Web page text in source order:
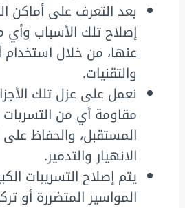
بعد التعرف على أماكن
إصلاح تلك الأسباب وأي
عنها، من خلال
والتقنيات.
نعمل على عزل تلك
مقاومة أي من
المستقبل، والحفاظ
الانهيار والتدمير.
يتم إصلاح التسريبات
المواسير المتضررة أو